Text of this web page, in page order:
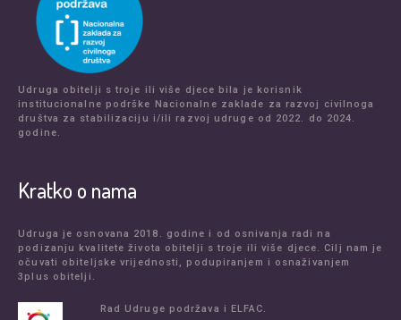
Udruga obitelji s troje ili više djece bila je korisnik
institucionalne podrške Nacionalne zaklade za razvoj civilnoga
društva za stabilizaciju i/ili razvoj udruge od 2022. do 2024.
godine.
Kratko o nama
Udruga je osnovana 2018. godine i od osnivanja radi na
podizanju kvalitete života obitelji s troje ili više djece. Cilj nam je
očuvati obiteljske vrijednosti, podupiranjem i osnaživanjem
3plus obitelji.
Rad Udruge podržava i ELFAC.